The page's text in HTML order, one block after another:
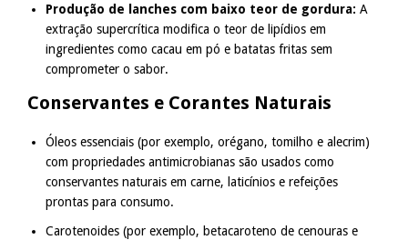
Produção de lanches com baixo teor de gordura: A
extração supercrítica modifica o teor de lipídios em
ingredientes como cacau em pó e batatas fritas sem
comprometer o sabor.
Conservantes e Corantes Naturais
Óleos essenciais (por exemplo, orégano, tomilho e alecrim)
com propriedades antimicrobianas são usados como
conservantes naturais em carne, laticínios e refeições
prontas para consumo.
Carotenoides (por exemplo, betacaroteno de cenouras e